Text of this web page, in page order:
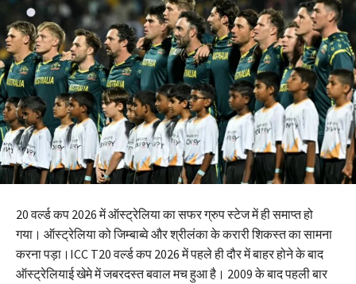
20 वर्ल्ड कप 2026 में ऑस्ट्रेलिया का सफर ग्रुप स्टेज में ही समाप्त हो
गया। ऑस्ट्रेलिया को जिम्बाब्वे और श्रीलंका के करारी शिकस्त का सामना
करना पड़ा।ICC T20 वर्ल्ड कप 2026 में पहले ही दौर में बाहर होने के बाद
ऑस्ट्रेलियाई खेमे में जबरदस्त बवाल मच हुआ है। 2009 के बाद पहली बार